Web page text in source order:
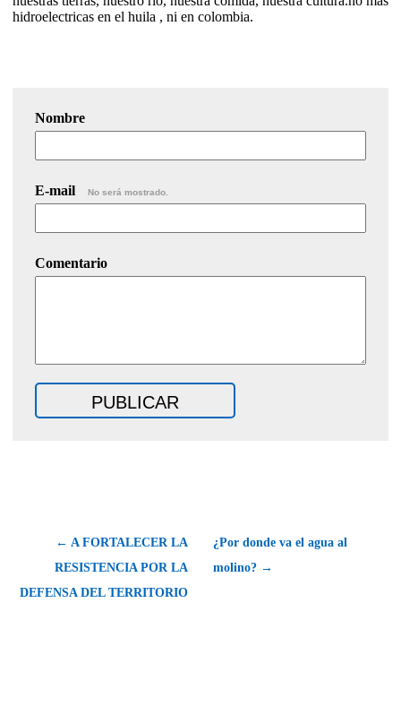
hidroelectricas en el huila , ni en colombia.
Nombre
E-mail No será mostrado.
Comentario
← A FORTALECER LA
RESISTENCIA POR LA
DEFENSA DEL TERRITORIO
¿Por donde va el agua al
molino? →